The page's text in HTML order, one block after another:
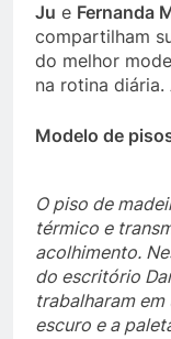
Ju e Fernanda
compartilham
do melhor
na rotina diária.
Modelo de
O piso de
térmico e
acolhimento.
do escritório
trabalharam
escuro e a